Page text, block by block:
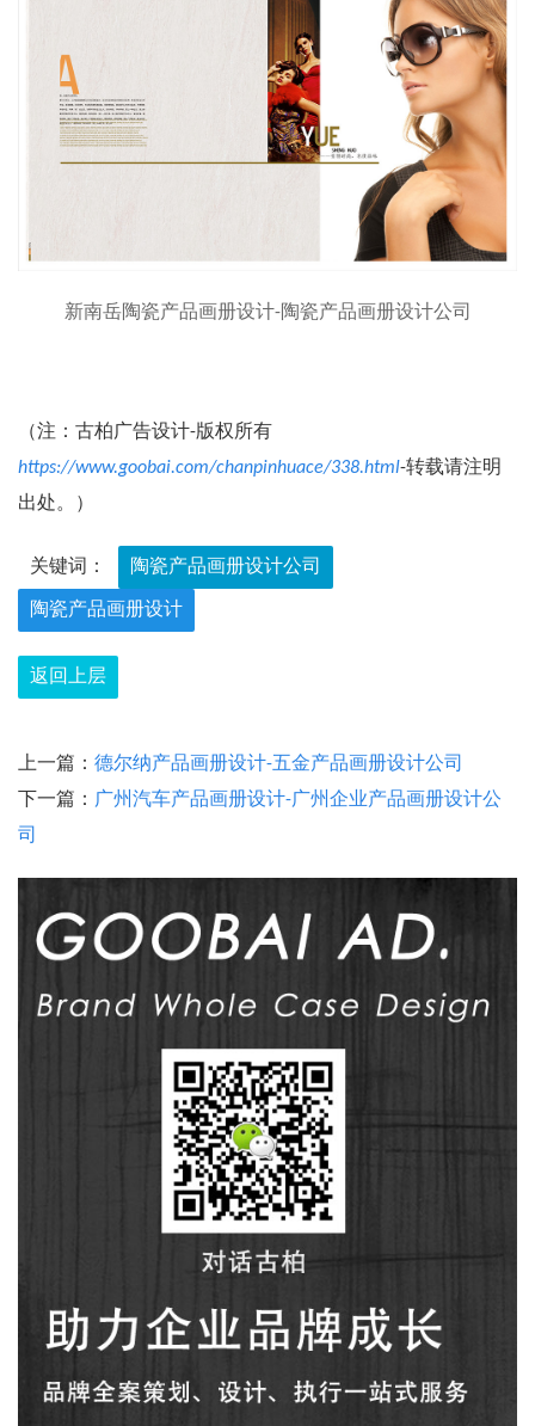
新南岳陶瓷产品画册设计-陶瓷产品画册设计公司
（注：古柏广告设计-版权所有
https://www.goobai.com/chanpinhuace/338.html-转载请注明
出处。）
关键词： 陶瓷产品画册设计公司
陶瓷产品画册设计
返回上层
上一篇： 德尔纳产品画册设计-五金产品画册设计公司
下一篇： 广州汽车产品画册设计-广州企业产品画册设计公
司